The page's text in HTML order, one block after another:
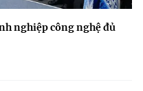
nghiệp công nghệ đủ